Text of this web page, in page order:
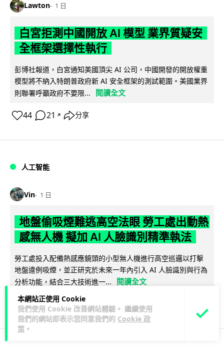
本網站正使用 Cookie
我們使用 Cookie 改善網站體驗。 繼續使用
我們的網站即表示您同意我們的 Cookie 政
策 。
Lawton 1 日
白宮拒測中國開放 AI 模型 業界質疑安
全框架選擇性執行
彭博社報道，白宮通知美國頂尖 AI 公司，中國開發的開放權重
模型將不納入特朗普政府新 AI 安全框架的測試範圍。美國業界
則聯署呼籲政府不要限...
閱讀全文
44 21 ↗ 分享
人工智能
Vin 1 日
地盤偷吸煙難逃高空法眼 勞工處出動熱
感無人機 擬加 AI 人臉識別精準執法
勞工處投入配備熱感應鏡頭的小型無人機進行高空巡邏以打擊
地盤違例吸煙，並正研究於未來一年內引入 AI 人臉識別與行為
分析功能，結合三大技術進一...
閱讀全文
246 55 ↗ 分享